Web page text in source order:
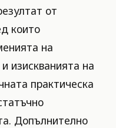
от
които
на
изискванията на
практическа
Допълнително